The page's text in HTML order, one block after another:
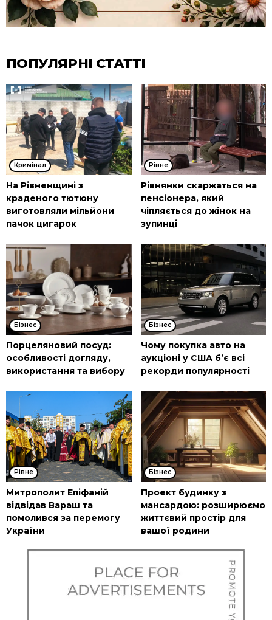
ПОПУЛЯРНІ СТАТТІ
Кримінал
На Рівненщині з
краденого тютюну
виготовляли мільйони
пачок цигарок
Рівне
Рівнянки скаржаться на
пенсіонера, який
чіпляється до жінок на
зупинці
Бізнес
Порцеляновий посуд:
особливості догляду,
використання та вибору
Бізнес
Чому покупка авто на
аукціоні у США б’є всі
рекорди популярності
Рівне
Митрополит Епіфаній
відвідав Вараш та
помолився за перемогу
України
Бізнес
Проект будинку з
мансардою: розширюємо
життєвий простір для
вашої родини